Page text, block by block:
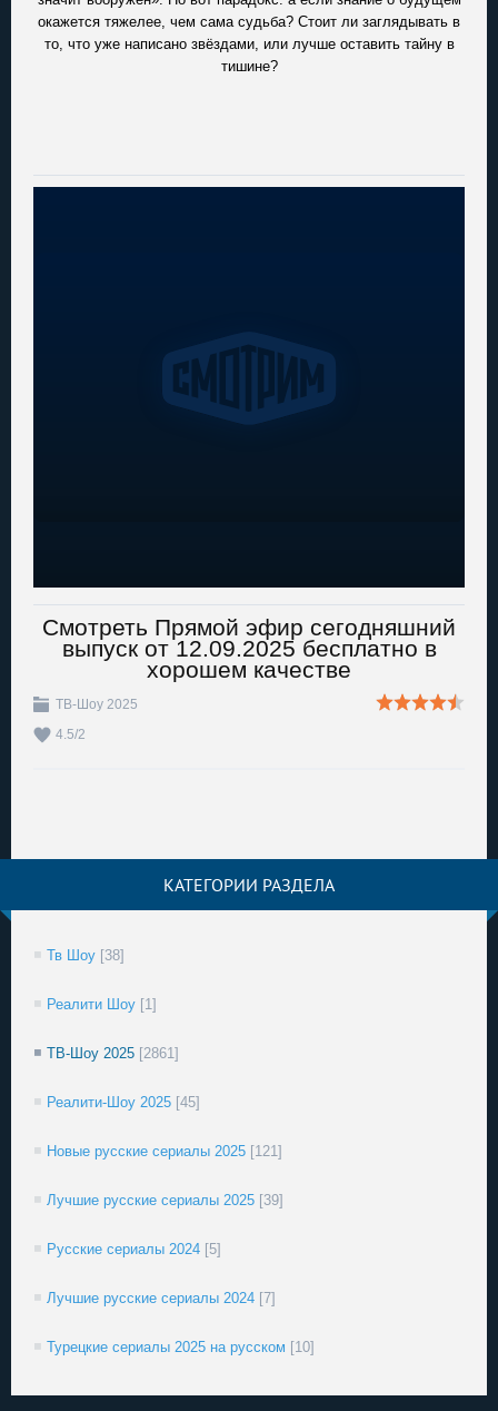
окажется тяжелее, чем сама судьба? Стоит ли заглядывать в
то, что уже написано звёздами, или лучше оставить тайну в
тишине?
Смотреть Прямой эфир сегодняшний
выпуск от 12.09.2025 бесплатно в
хорошем качестве
ТВ-Шоу 2025
4.5/2
КАТЕГОРИИ РАЗДЕЛА
Тв Шоу [38]
Реалити Шоу [1]
ТВ-Шоу 2025 [2861]
Реалити-Шоу 2025 [45]
Новые русские сериалы 2025 [121]
Лучшие русские сериалы 2025 [39]
Русские сериалы 2024 [5]
Лучшие русские сериалы 2024 [7]
Турецкие сериалы 2025 на русском [10]